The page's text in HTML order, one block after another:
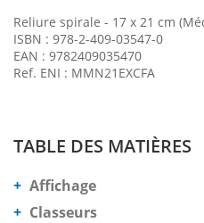
Reliure spirale - 17 x 21 cm
ISBN : 978-2-409-03547-0
EAN : 9782409035470
Ref. ENI : MMN21EXCFA
TABLE DES MATIÈRES
Affichage
Classeurs